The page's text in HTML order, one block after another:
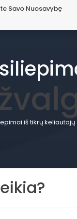
Savo Nuosavybę
iš tikrų keliautojų